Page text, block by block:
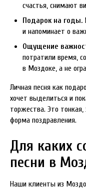
счастья, снимают
Подарок на годы.
и напоминает о
Ощущение
потратили время,
в Моздоке, а не
Личная песня как
хочет выделиться и
торжества. Это
форма поздравления.
Для каких
песни в
Наши клиенты из